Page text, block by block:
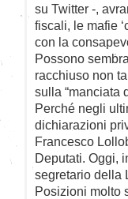
su Twitter -,
fiscali, le mafie
con la
Possono
racchiuso non
sulla “manciata
Perché negli
dichiarazioni
Francesco
Deputati. Oggi,
segretario della
Posizioni molto